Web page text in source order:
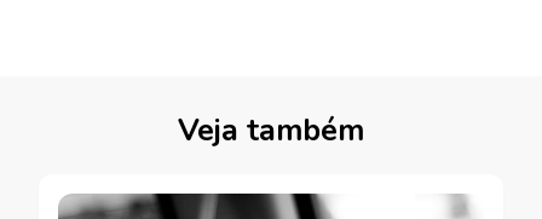
Veja também